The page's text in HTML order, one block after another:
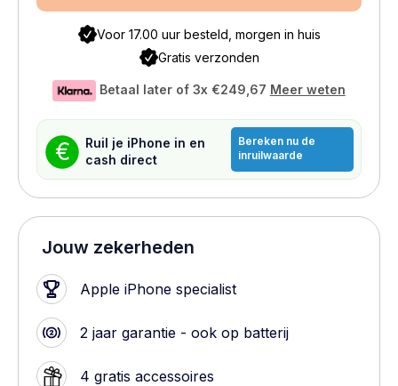
Voor 17.00 uur besteld, morgen in huis
Gratis verzonden
Betaal later of 3x €249,67 Meer weten
€
Ruil je iPhone in en
cash direct
Bereken nu de
inruilwaarde
Jouw zekerheden
Apple iPhone specialist
2 jaar garantie - ook op batterij
4 gratis accessoires